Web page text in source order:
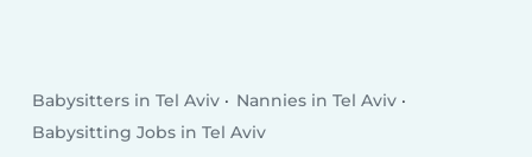
Babysitters in Tel Aviv
Nannies in Tel Aviv
Babysitting Jobs in Tel Aviv